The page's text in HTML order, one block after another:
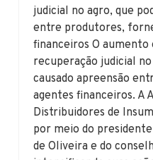
judicial no agro, que
entre produtores,
financeiros O aumento
recuperação judicial
causado apreensão
agentes financeiros. A
Distribuidores de
por meio do
de Oliveira e do